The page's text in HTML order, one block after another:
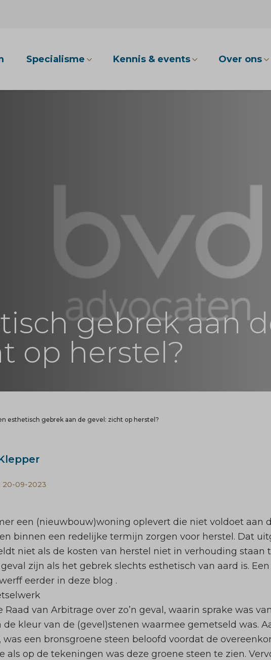
Specialisme Kennis & events Over ons
gebrek aan
op herstel?
esthetisch gebrek aan de gevel: zicht op herstel?
20-09-2023
een (nieuwbouw)woning oplevert die niet voldoet aan
binnen een redelijke termijn zorgen voor herstel. Dat
niet als de kosten van herstel niet in verhouding staan
zijn als het gebrek slechts esthetisch van aard is.
eerder in deze blog .
Raad van Arbitrage over zo’n geval, waarin sprake was
kleur van de (gevel)stenen waarmee gemetseld was.
een bronsgroene steen beloofd voordat de
als op de tekeningen was deze groene steen te zien.